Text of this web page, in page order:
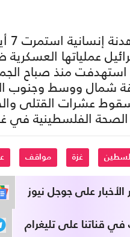
وفور
عملياتها
استهدفت منذ صباح
شمال ووسط وجنوب
عشرات القتلى
الفلسطينية في
غزة مواقف
الأخبار على جوجل نيوز
في قناتنا على تليغرام